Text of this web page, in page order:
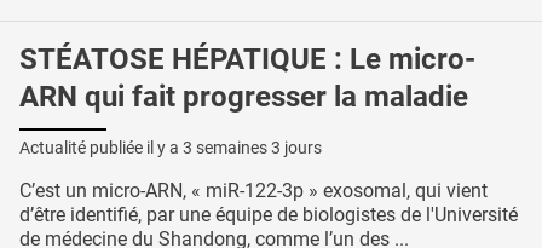
STÉATOSE HÉPATIQUE : Le micro-
ARN qui fait progresser la maladie
Actualité publiée il y a 3 semaines 3 jours
C’est un micro-ARN, « miR-122-3p » exosomal, qui vient
d’être identifié, par une équipe de biologistes de l'Université
de médecine du Shandong, comme l’un des ...